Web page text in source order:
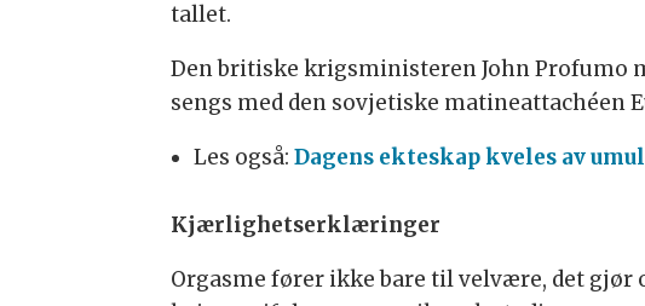
tallet.
Den britiske krigsministeren John Profumo
sengs med den sovjetiske matineattachéen
Les også: Dagens ekteskap kveles av
Kjærlighetserklæringer
Orgasme fører ikke bare til velvære, det gjør